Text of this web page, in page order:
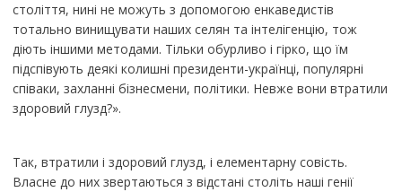
століття, нині не можуть з допомогою енкаведистів
тотально винищувати наших селян та інтелігенцію, тож
діють іншими методами. Тільки обурливо і гірко, що їм
підспівують деякі колишні президенти-українці, популярні
співаки, захланні бізнесмени, політики. Невже вони втратили
здоровий глузд?».
Так, втратили і здоровий глузд, і елементарну совість.
Власне до них звертаються з відстані століть наші генії